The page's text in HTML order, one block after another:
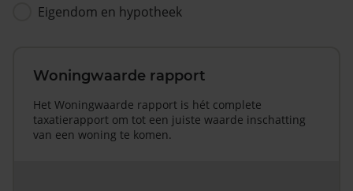
Eigendom en hypotheek
Woningwaarde rapport
Het Woningwaarde rapport is hét complete
taxatierapport om tot een juiste waarde inschatting
van een woning te komen.